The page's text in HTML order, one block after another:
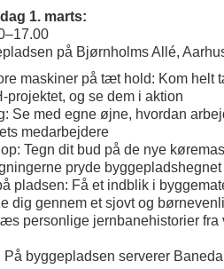
1. marts:
på Bjørnholms Allé,
maskiner på tæt hold: Kom helt
projektet, og se dem i aktion
Se med egne øjne, hvordan
medarbejdere
Tegn dit bud på de nye
pryde
pladsen: Få et indblik i
dig gennem et sjovt og
personlige jernbanehistorier fra
På byggepladsen serverer